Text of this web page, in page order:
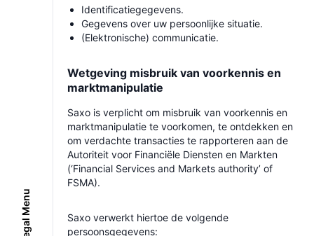
Identificatiegegevens.
Gegevens over uw persoonlijke situatie.
(Elektronische) communicatie.
Wetgeving misbruik van voorkennis en
marktmanipulatie
Saxo is verplicht om misbruik van voorkennis en
marktmanipulatie te voorkomen, te ontdekken en
om verdachte transacties te rapporteren aan de
Autoriteit voor Financiële Diensten en Markten
(‘Financial Services and Markets authority’ of
FSMA).
Saxo verwerkt hiertoe de volgende
persoonsgegevens: